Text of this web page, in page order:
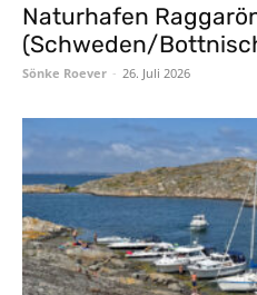
Naturhafen
(Schweden/
Sönke Roever - 26. Juli 2026